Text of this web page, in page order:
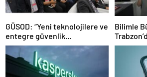
GÜSOD: “Yeni teknolojilere ve
entegre güvenlik
sistemlerine önem artacak”-
Haber Şafak
Bilimle
Esti!-